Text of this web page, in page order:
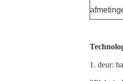
1. deur: